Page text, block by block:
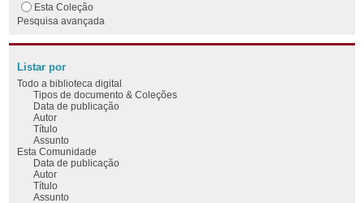
Esta Coleção
Pesquisa avançada
Listar por
Todo a biblioteca digital
Tipos de documento & Coleções
Data de publicação
Autor
Título
Assunto
Esta Comunidade
Data de publicação
Autor
Título
Assunto